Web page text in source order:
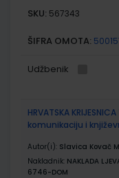
SKU: 567343
ŠIFRA OMOTA:
Udžbenik
HRVATSKA
komunikaciju i
Autor(i): Slavica Kovač
Nakladnik: NAKLADA
6746-DOM